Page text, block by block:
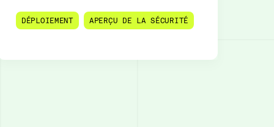
DÉPLOIEMENT APERÇU DE LA SÉCURITÉ